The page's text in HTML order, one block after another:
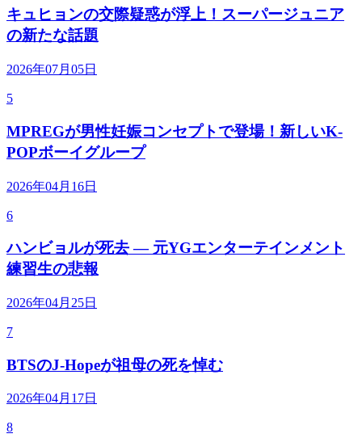
キュヒョンの交際疑惑が浮上！スーパージュニア
の新たな話題
2026年07月05日
5
MPREGが男性妊娠コンセプトで登場！新しいK-
POPボーイグループ
2026年04月16日
6
ハンビョルが死去 — 元YGエンターテインメント
練習生の悲報
2026年04月25日
7
BTSのJ-Hopeが祖母の死を悼む
2026年04月17日
8